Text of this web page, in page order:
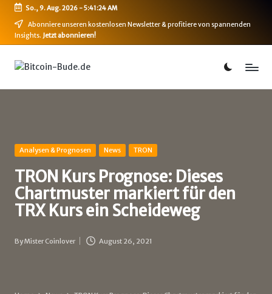
Skip
So., 9. Aug. 2026-5:41:25 AM
Abonniere unseren kostenlosen Newsletter & profitiere von spannenden
Insights. Jetzt abonnieren!
B
i
o
i
n
-
B
Bitcoin,
Posted
Analysen & Prognosen News TRON
TRON Kurs Prognose: Dieses
Chartmuster markiert für den
TRX Kurs ein Scheideweg
Posted
ByMister Coinlover August 26, 2021